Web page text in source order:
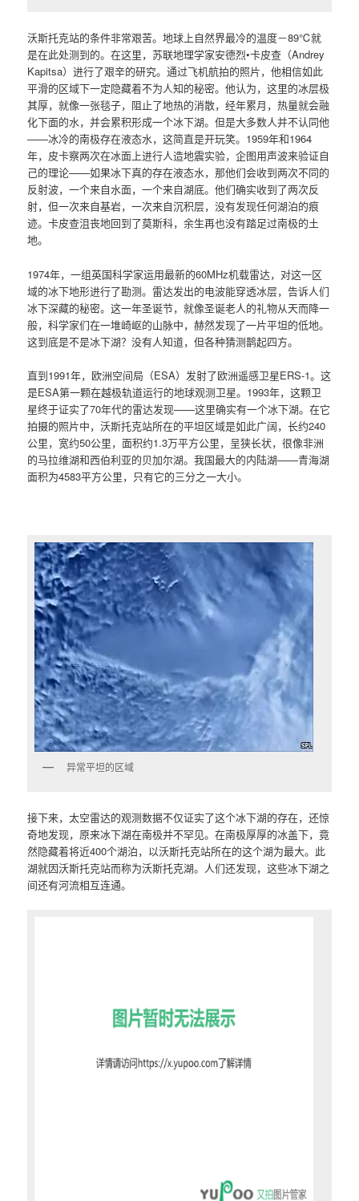
沃斯托克站的条件非常艰苦。地球上自然界最冷的温度－89℃就
是在此处测到的。在这里，苏联地理学家安德烈•卡皮查（Andrey
Kapitsa）进行了艰辛的研究。通过飞机航拍的照片，他相信如此
平滑的区域下一定隐藏着不为人知的秘密。他认为，这里的冰层极
其厚，就像一张毯子，阻止了地热的消散，经年累月，热量就会融
化下面的水，并会累积形成一个冰下湖。但是大多数人并不认同他
——冰冷的南极存在液态水，这简直是开玩笑。1959年和1964
年，皮卡察两次在冰面上进行人造地震实验，企图用声波来验证自
己的理论——如果冰下真的存在液态水，那他们会收到两次不同的
反射波，一个来自水面，一个来自湖底。他们确实收到了两次反
射，但一次来自基岩，一次来自沉积层，没有发现任何湖泊的痕
迹。卡皮查沮丧地回到了莫斯科，余生再也没有踏足过南极的土
地。
1974年，一组英国科学家运用最新的60MHz机载雷达，对这一区
域的冰下地形进行了勘测。雷达发出的电波能穿透冰层，告诉人们
冰下深藏的秘密。这一年圣诞节，就像圣诞老人的礼物从天而降一
般，科学家们在一堆崎岖的山脉中，赫然发现了一片平坦的低地。
这到底是不是冰下湖？没有人知道，但各种猜测鹊起四方。
直到1991年，欧洲空间局（ESA）发射了欧洲遥感卫星ERS-1。这
是ESA第一颗在越极轨道运行的地球观测卫星。1993年，这颗卫
星终于证实了70年代的雷达发现——这里确实有一个冰下湖。在它
拍摄的照片中，沃斯托克站所在的平坦区域是如此广阔，长约240
公里，宽约50公里，面积约1.3万平方公里，呈狭长状，很像非洲
的马拉维湖和西伯利亚的贝加尔湖。我国最大的内陆湖——青海湖
面积为4583平方公里，只有它的三分之一大小。
异常平坦的区域
接下来，太空雷达的观测数据不仅证实了这个冰下湖的存在，还惊
奇地发现，原来冰下湖在南极并不罕见。在南极厚厚的冰盖下，竟
然隐藏着将近400个湖泊，以沃斯托克站所在的这个湖为最大。此
湖就因沃斯托克站而称为沃斯托克湖。人们还发现，这些冰下湖之
间还有河流相互连通。